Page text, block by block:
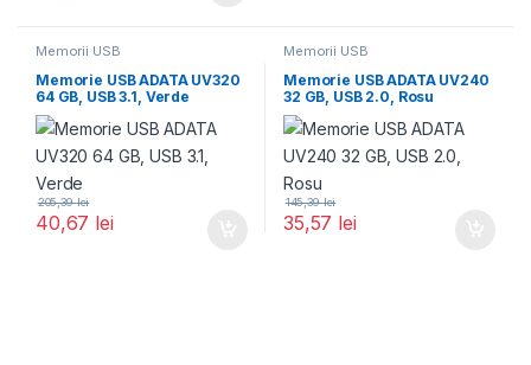
Memorii USB
Memorie USB ADATA UV320
64 GB, USB 3.1, Verde
40,67 lei
205,39lei
Memorii USB
Memorie USB ADATA UV240
32 GB, USB 2.0, Rosu
35,57 lei
145,39lei